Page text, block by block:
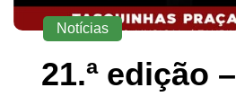
Notícias
21.ª edição –